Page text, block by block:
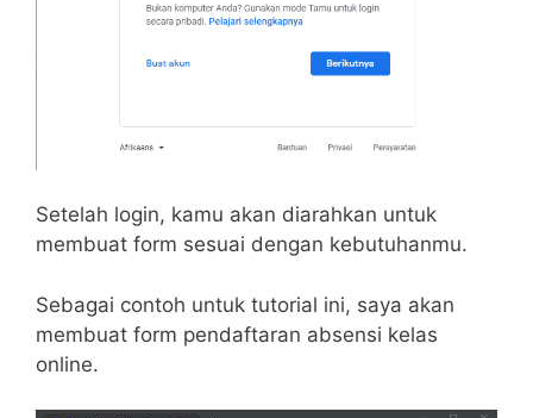
Setelah login, kamu akan diarahkan untuk
membuat form sesuai dengan kebutuhanmu.
Sebagai contoh untuk tutorial ini, saya akan
membuat form pendaftaran absensi kelas
online.